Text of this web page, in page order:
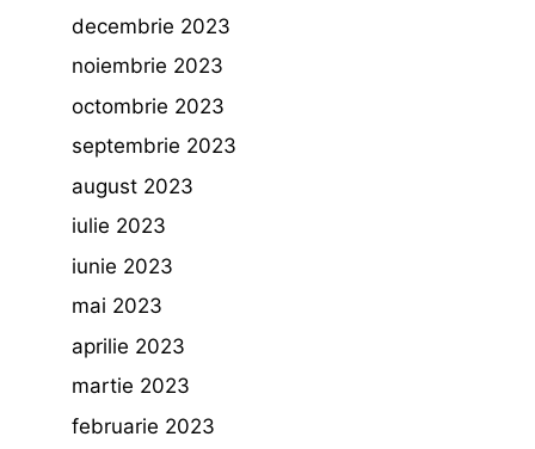
decembrie 2023
noiembrie 2023
octombrie 2023
septembrie 2023
august 2023
iulie 2023
iunie 2023
mai 2023
aprilie 2023
martie 2023
februarie 2023